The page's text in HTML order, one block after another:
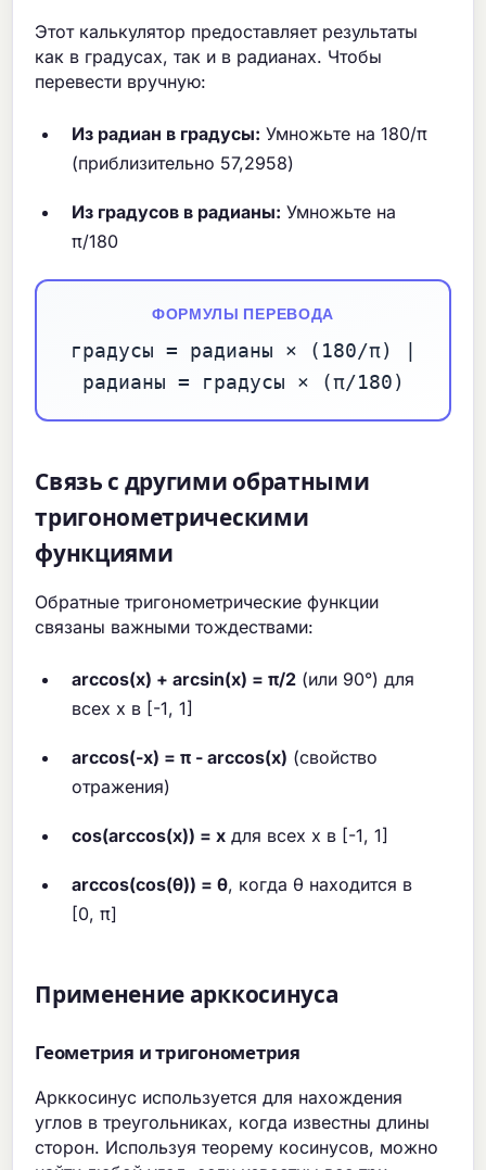
Этот калькулятор предоставляет результаты
как в градусах, так и в радианах. Чтобы
перевести вручную:
Из радиан в градусы: Умножьте на 180/π
(приблизительно 57,2958)
Из градусов в радианы: Умножьте на
π/180
ФОРМУЛЫ ПЕРЕВОДА
градусы = радианы × (180/π) |
радианы = градусы × (π/180)
Связь с другими обратными
тригонометрическими
функциями
Обратные тригонометрические функции
связаны важными тождествами:
arccos(x) + arcsin(x) = π/2 (или 90°) для
всех x в [-1, 1]
arccos(-x) = π - arccos(x) (свойство
отражения)
cos(arccos(x)) = x для всех x в [-1, 1]
arccos(cos(θ)) = θ, когда θ находится в
[0, π]
Применение арккосинуса
Геометрия и тригонометрия
Арккосинус используется для нахождения
углов в треугольниках, когда известны длины
сторон. Используя теорему косинусов, можно